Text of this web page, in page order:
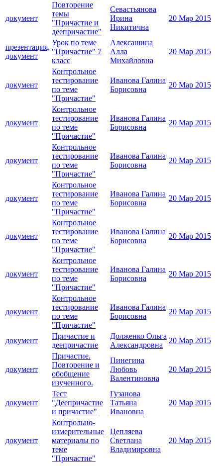
документ
Повторение
темы
"Причастие и
деепричастие"
Севастьянова
Ирина
Никитична
20 Мар 2015
презентация,
документ
Урок по теме
"Причастие" 7
класс
Алексашина
Алла
Михайловна
20 Мар 2015
документ
Контрольное
тестирование
по теме
"Причастие"
Иванова Галина
Борисовна
20 Мар 2015
документ
Контрольное
тестирование
по теме
"Причастие"
Иванова Галина
Борисовна
20 Мар 2015
документ
Контрольное
тестирование
по теме
"Причастие"
Иванова Галина
Борисовна
20 Мар 2015
документ
Контрольное
тестирование
по теме
"Причастие"
Иванова Галина
Борисовна
20 Мар 2015
документ
Контрольное
тестирование
по теме
"Причастие"
Иванова Галина
Борисовна
20 Мар 2015
документ
Контрольное
тестирование
по теме
"Причастие"
Иванова Галина
Борисовна
20 Мар 2015
документ
Контрольное
тестирование
по теме
"Причастие"
Иванова Галина
Борисовна
20 Мар 2015
документ
Причастие и
деепричастие
Долженко Ольга
Александровна
20 Мар 2015
документ
Причастие.
Повторение и
обобщение
изученного.
Пинегина
Любовь
Валентиновна
20 Мар 2015
документ
Тест
"Деепричастие
и причастие"
Гузанова
Татьяна
Ивановна
20 Мар 2015
документ
Контрольно-
измерительные
материалы по
теме
"Причастие"
Цепляева
Светлана
Владимировна
20 Мар 2015